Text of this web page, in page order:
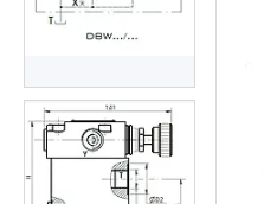
ВИМІРЮВАЛЬНІ
сільгосптехніки
ЗАПЧАСТИНИ ДЛЯ
БУДІВЕЛЬНОЇ І
ДОРОЖНЬОГО ТЕХНІКИ